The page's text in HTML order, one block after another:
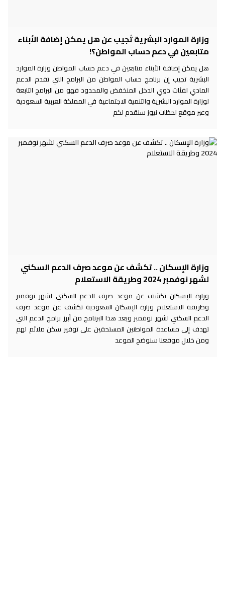
وزارة الموارد البشرية تُجيب عن هل يمكن إضافة الأبناء
متابعين في دعم حساب المواطن؟!
هل يمكن إضافة الأبناء متابعين في دعم حساب المواطن وزارة الموارد
البشرية تجيب إن برنامج حساب المواطن من البرامج التي تقدم الدعم
المادي لفئات ذوي الدخل المنخفض والمحدود فهو من البرامج التابعة
لوزارة الموارد البشرية والتنمية الاجتماعية في المملكة العربية السعودية
وعبر موقع لحظات نيوز سنقدم لكم
وزارة الإسكان .. تكشف عن موعد صرف الدعم السكني
لشهر نوفمبر 2024 وطريقة الاستعلام
وزارة الإسكان تكشف عن موعد صرف الدعم السكني لشهر نوفمبر
وطريقة الاستعلام وزارة الإسكان السعودية تكشف عن موعد صرف
الدعم السكني لشهر نوفمبر ويعد هذا البرنامج من أبرز برامج الدعم التي
تهدف إلى مساعدة المواطنين المستحقين على توفير سكن ملائم لهم
ومن خلال موقعنا سنوضح الموعد